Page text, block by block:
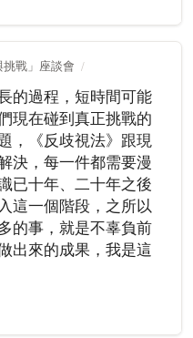
戰」座談會
的過程，短時間可能
現在碰到真正挑戰的
，《反歧視法》跟現
決，每一件都需要漫
已十年、二十年之後
這一個階段，之所以
的事，就是不辜負前
出來的成果，我是這